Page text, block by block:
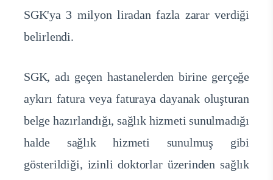
SGK'ya 3 milyon liradan fazla zarar verdiği
belirlendi.
SGK, adı geçen hastanelerden birine gerçeğe
aykırı fatura veya faturaya dayanak oluşturan
belge hazırlandığı, sağlık hizmeti sunulmadığı
halde sağlık hizmeti sunulmuş gibi
gösterildiği, izinli doktorlar üzerinden sağlık